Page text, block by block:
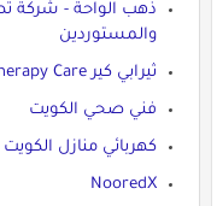
ذهب الواحة - شركة
والمستوردين
ثيرابي كير Therapy Care
فني صحي الكويت
كهربائي منازل الكويت
NooredX